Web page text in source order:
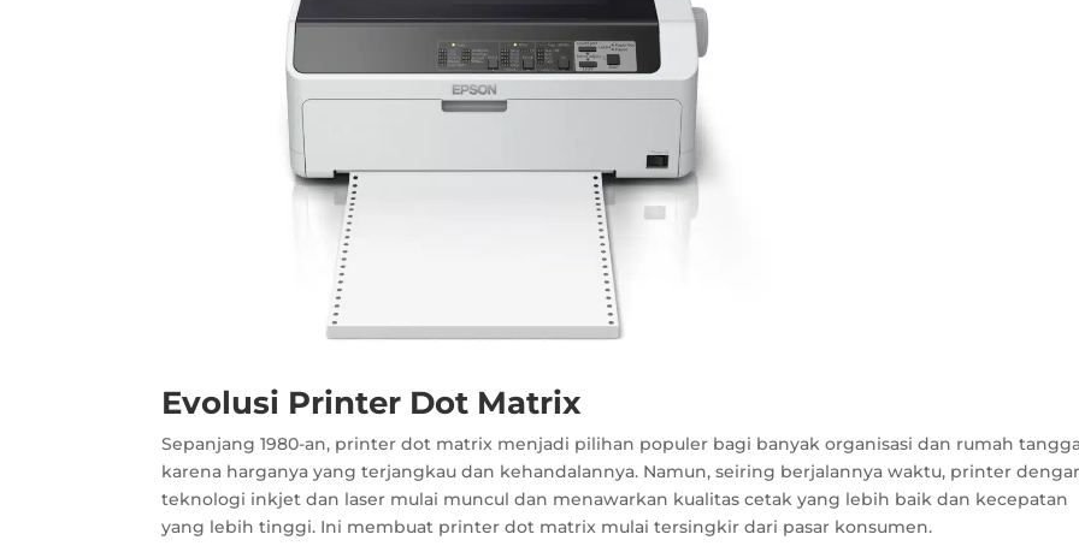
Evolusi Printer Dot Matrix
Sepanjang 1980-an, printer dot matrix menjadi pilihan populer bagi banyak organisasi dan rumah
karena harganya yang terjangkau dan kehandalannya. Namun, seiring berjalannya waktu, printer
teknologi inkjet dan laser mulai muncul dan menawarkan kualitas cetak yang lebih baik dan kecepatan
yang lebih tinggi. Ini membuat printer dot matrix mulai tersingkir dari pasar konsumen.